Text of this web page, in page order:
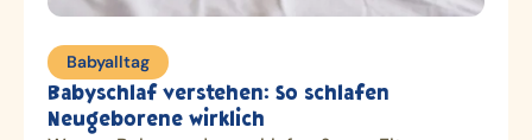
Babyalltag
Babyschlaf verstehen: So schlafen
Neugeborene wirklich